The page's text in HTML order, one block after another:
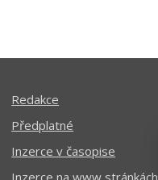
Redakce
Předplatné
Inzerce v časopise
Inzerce na www stránkách